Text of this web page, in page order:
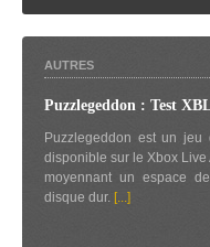
AUTRES
Puzzlegeddon : Test
Puzzlegeddon est un jeu
disponible sur le Xbox
moyennant un espace
disque dur. [...]